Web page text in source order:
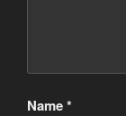
Name*